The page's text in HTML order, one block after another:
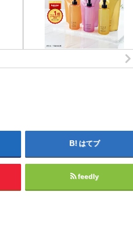
はてブ
feedly